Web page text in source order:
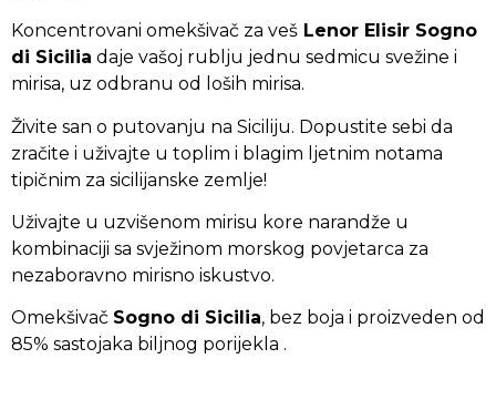
Koncentrovani omekšivač za veš Lenor Elisir Sogno
di Sicilia daje vašoj rublju jednu sedmicu svežine i
mirisa, uz odbranu od loših mirisa.
Živite san o putovanju na Siciliju. Dopustite sebi da
zračite i uživajte u toplim i blagim ljetnim notama
tipičnim za sicilijanske zemlje!
Uživajte u uzvišenom mirisu kore narandže u
kombinaciji sa svježinom morskog povjetarca za
nezaboravno mirisno iskustvo.
Omekšivač Sogno di Sicilia, bez boja i proizveden od
85% sastojaka biljnog porijekla .